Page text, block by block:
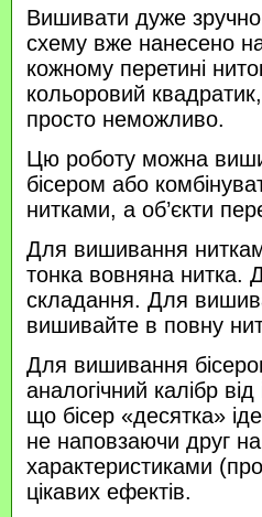
Вишивати дуже
схему вже нанесено
кожному перетині
кольоровий
просто неможливо.
Цю роботу можна
бісером або
нитками, а об’єкти
Для вишивання
тонка вовняна нитка.
складання. Для
вишивайте в повну
Для вишивання
аналогічний калібр
що бісер «десятка»
не наповзаючи друг
характеристиками
цікавих ефектів.